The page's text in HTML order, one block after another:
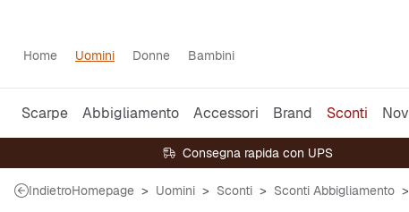
Home Uomini Donne Bambini
Scarpe Abbigliamento Accessori Brand Sconti
Consegna rapida con UPS
IndietroHomepage Uomini Sconti Sconti Abbigliamento